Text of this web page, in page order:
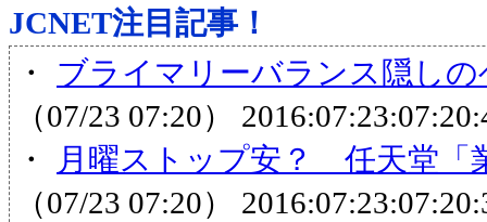
JCNET注目記事！
・
ブライマリーバランス隠し
（07/23 07:20）
・
月曜ストップ安？ 任天堂「
（07/23 07:20）